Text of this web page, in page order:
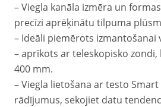
– Viegla kanāla izmēra un
precīzi aprēķinātu tilpuma
– Ideāli piemērots izmantošanai
– aprīkots ar teleskopisko
400 mm.
– Viegla lietošana ar testo
rādījumus, sekojiet datu